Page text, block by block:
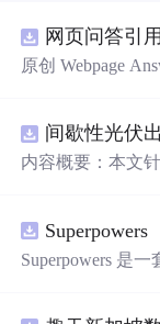
原创 Webpage
L/SVG报告、测
化测试、可复现
复核；Node.js
内容概要：本文
电压稳定控制。
-DC变换器、负
Superpowers
Superpowers 是